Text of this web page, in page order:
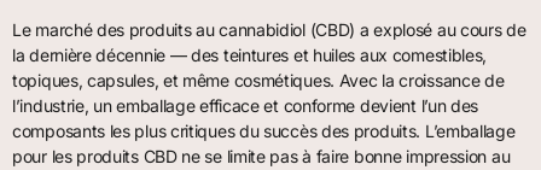
Le marché des produits au cannabidiol (CBD) a explosé au cours de
la dernière décennie — des teintures et huiles aux comestibles,
topiques, capsules, et même cosmétiques. Avec la croissance de
l’industrie, un emballage efficace et conforme devient l’un des
composants les plus critiques du succès des produits. L’emballage
pour les produits CBD ne se limite pas à faire bonne impression au